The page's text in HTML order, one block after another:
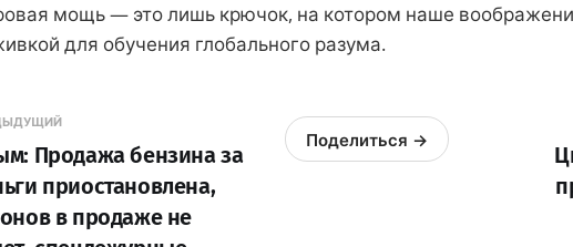
мощь — это лишь крючок, на котором наше
для обучения глобального разума.
Продажа бензина за
приостановлена,
в продаже не
Поделиться →